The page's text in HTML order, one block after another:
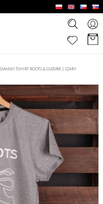
DAMSKI TSHIRT ROOTS & CULTURE | SZARY